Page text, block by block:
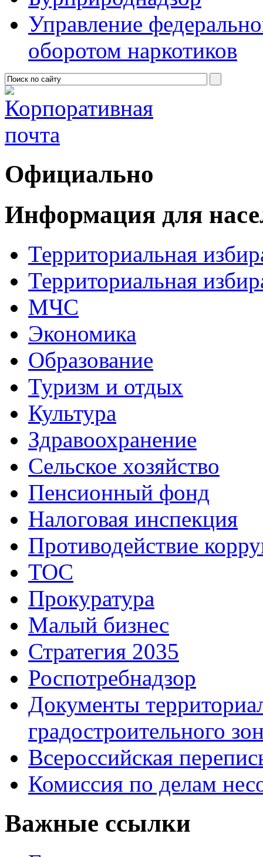
Управление
оборотом наркотиков
Официально
Информация для
Территориальная
Территориальная
МЧС
Экономика
Образование
Туризм и отдых
Культура
Здравоохранение
Сельское хозяйство
Пенсионный фонд
Налоговая инспекция
Противодействие
ТОС
Прокуратура
Малый бизнес
Стратегия 2035
Роспотребнадзор
Документы
градостроительного
Всероссийская
Комиссия по делам
Важные ссылки